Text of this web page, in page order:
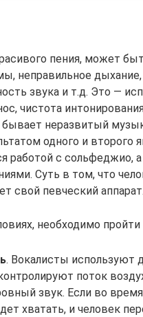
пения, может
неправильное
звука и т.д. Это —
чистота
бывает неразвитый
одного и второго
работой с сольфеджио,
Суть в том, что
свой певческий аппарат.
необходимо
. Вокалисты используют
поток
звук. Если во
хватать, и человек